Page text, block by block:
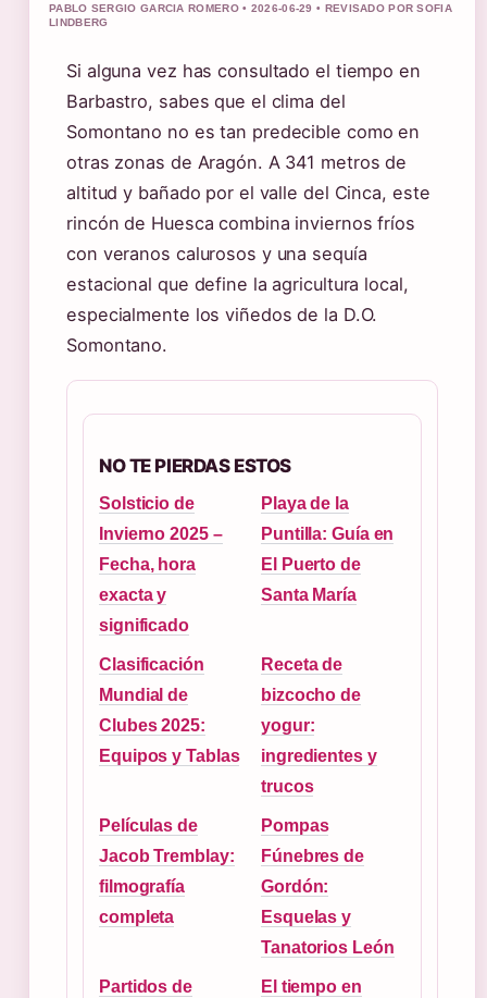
PABLO SERGIO GARCIA ROMERO • 2026-06-29 • REVISADO POR SOFIA
LINDBERG
Si alguna vez has consultado el tiempo en
Barbastro, sabes que el clima del
Somontano no es tan predecible como en
otras zonas de Aragón. A 341 metros de
altitud y bañado por el valle del Cinca, este
rincón de Huesca combina inviernos fríos
con veranos calurosos y una sequía
estacional que define la agricultura local,
especialmente los viñedos de la D.O.
Somontano.
NO TE PIERDAS ESTOS
Solsticio de
Invierno 2025 –
Fecha, hora
exacta y
significado
Playa de la
Puntilla: Guía en
El Puerto de
Santa María
Clasificación
Mundial de
Clubes 2025:
Equipos y Tablas
Receta de
bizcocho de
yogur:
ingredientes y
trucos
Películas de
Jacob Tremblay:
filmografía
completa
Pompas
Fúnebres de
Gordón:
Esquelas y
Tanatorios León
Partidos de
El tiempo en